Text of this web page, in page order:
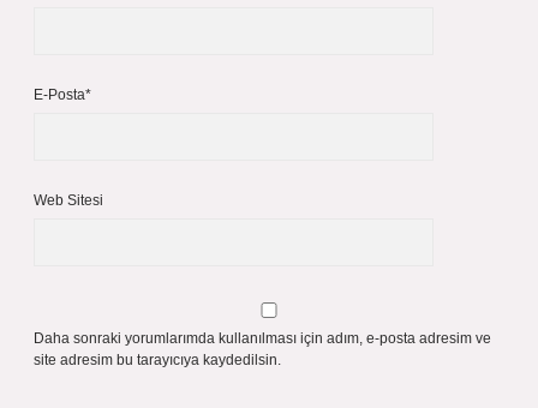
E-Posta*
Web Sitesi
Daha sonraki yorumlarımda kullanılması için adım, e-posta adresim ve
site adresim bu tarayıcıya kaydedilsin.